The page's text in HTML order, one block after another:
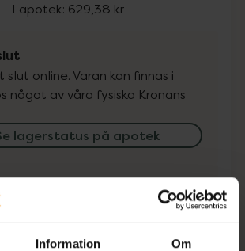
Information Om
I apotek: 629,38 kr
slut online. Varan kan finnas i
något av våra fysiska Kronans
lagerstatus på apotek
varan finns i lager online